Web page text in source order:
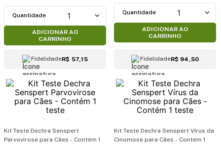
1
ADICIONAR AO
CARRINHO
FidelidadeR$ 57,15
1
ADICIONAR AO
CARRINHO
FidelidadeR$ 94,50
Kit Teste Dechra Senspert
Parvovirose para Cães - Contém 1
Kit Teste Dechra Senspert Vírus da
Cinomose para Cães - Contém 1